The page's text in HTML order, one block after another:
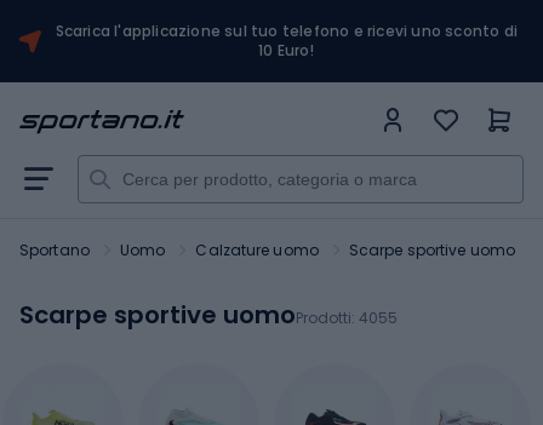
Scarica l'applicazione sul tuo telefono e ricevi uno sconto di
10 Euro!
Sportano Uomo Calzature uomo Scarpe sportive uomo
Scarpe sportive uomoProdotti: 4055